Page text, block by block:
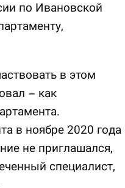
по Ивановской
в этом
– как
в ноябре 2020 года
не приглашался,
специалист,